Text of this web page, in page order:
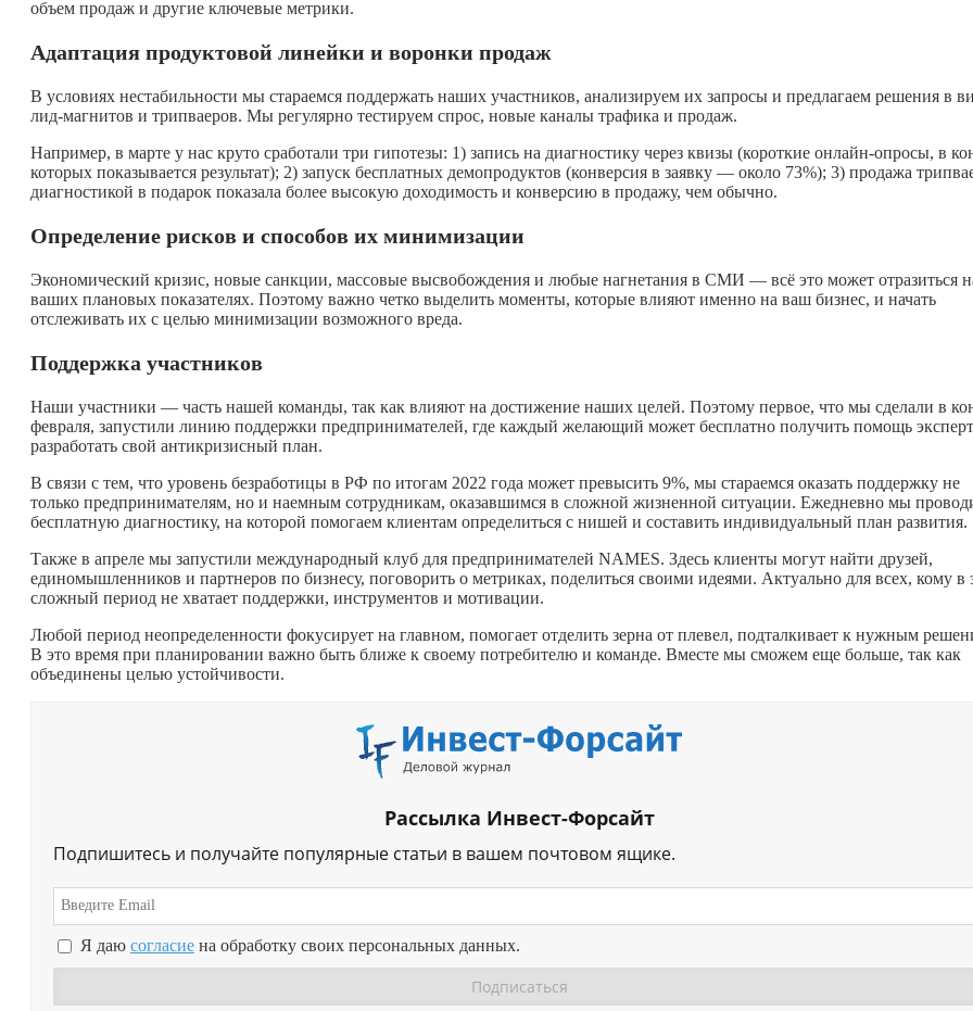
объем продаж и другие ключевые метрики.
Адаптация продуктовой линейки и воронки продаж
В условиях нестабильности мы стараемся поддержать наших участников, анализируем их запросы и предлагаем решения в
лид-магнитов и трипваеров. Мы регулярно тестируем спрос, новые каналы трафика и продаж.
Например, в марте у нас круто сработали три гипотезы: 1) запись на диагностику через квизы (короткие онлайн-опросы, в
которых показывается результат); 2) запуск бесплатных демопродуктов (конверсия в заявку — около 73%); 3) продажа
диагностикой в подарок показала более высокую доходимость и конверсию в продажу, чем обычно.
Определение рисков и способов их минимизации
Экономический кризис, новые санкции, массовые высвобождения и любые нагнетания в СМИ — всё это может отразиться
ваших плановых показателях. Поэтому важно четко выделить моменты, которые влияют именно на ваш бизнес, и начать
отслеживать их с целью минимизации возможного вреда.
Поддержка участников
Наши участники — часть нашей команды, так как влияют на достижение наших целей. Поэтому первое, что мы сделали в
февраля, запустили линию поддержки предпринимателей, где каждый желающий может бесплатно получить помощь
разработать свой антикризисный план.
В связи с тем, что уровень безработицы в РФ по итогам 2022 года может превысить 9%, мы стараемся оказать поддержку не
только предпринимателям, но и наемным сотрудникам, оказавшимся в сложной жизненной ситуации. Ежедневно мы
бесплатную диагностику, на которой помогаем клиентам определиться с нишей и составить индивидуальный план развития.
Также в апреле мы запустили международный клуб для предпринимателей NAMES. Здесь клиенты могут найти друзей,
единомышленников и партнеров по бизнесу, поговорить о метриках, поделиться своими идеями. Актуально для всех, кому в
сложный период не хватает поддержки, инструментов и мотивации.
Любой период неопределенности фокусирует на главном, помогает отделить зерна от плевел, подталкивает к нужным
В это время при планировании важно быть ближе к своему потребителю и команде. Вместе мы сможем еще больше, так как
объединены целью устойчивости.
Рассылка Инвест-Форсайт
Подпишитесь и получайте популярные статьи в вашем почтовом ящике.
Я даю согласие на обработку своих персональных данных.